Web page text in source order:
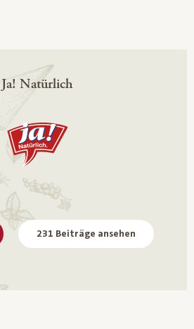
Ja! Natürlich
231 Beiträge ansehen